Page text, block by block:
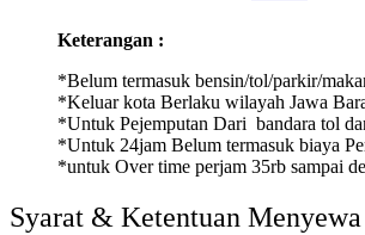
Keterangan :
*Belum termasuk bensin/tol/parkir/
*Keluar kota Berlaku wilayah Jawa
*Untuk Pejemputan Dari bandara tol
*Untuk 24jam Belum termasuk biaya
*untuk Over time perjam 35rb sampai
Syarat & Ketentuan Menyewa